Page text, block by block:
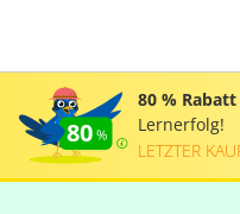
80
80 % Rabatt
Lernerfolg!
LETZTER